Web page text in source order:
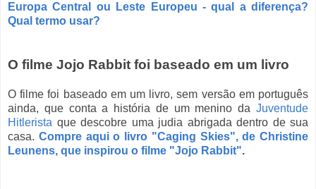
Europa Central ou Leste Europeu - qual a diferença?
Qual termo usar?
O filme Jojo Rabbit foi baseado em um livro
O filme foi baseado em um livro, sem versão em português
ainda, que conta a história de um menino daJuventude
Hitlerista que descobre uma judia abrigada dentro de sua
casa. Compre aqui o livro "Caging Skies", de Christine
Leunens, que inspirou o filme "Jojo Rabbit".